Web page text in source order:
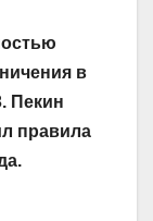
в
Пекин
правила